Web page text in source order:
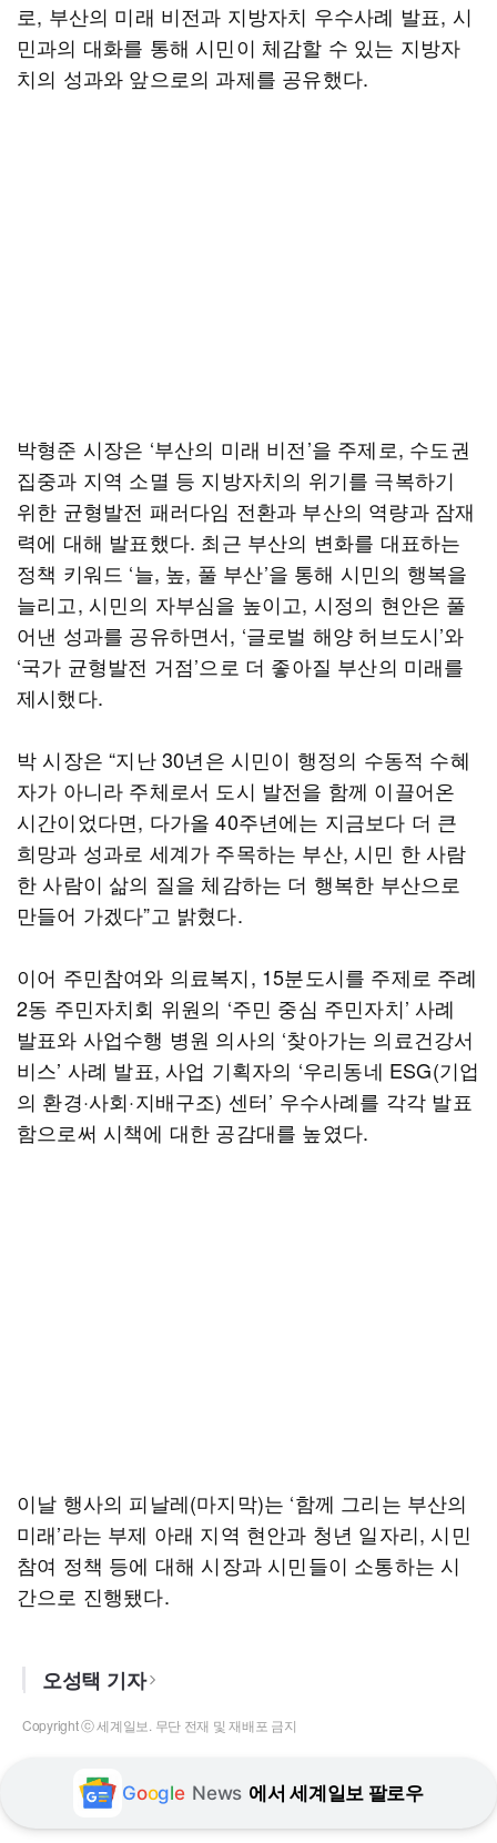
로, 부산의 미래 비전과 지방자치 우수사례 발표, 시
민과의 대화를 통해 시민이 체감할 수 있는 지방자
치의 성과와 앞으로의 과제를 공유했다.
박형준 시장은 ‘부산의 미래 비전’을 주제로, 수도권
집중과 지역 소멸 등 지방자치의 위기를 극복하기
위한 균형발전 패러다임 전환과 부산의 역량과 잠재
력에 대해 발표했다. 최근 부산의 변화를 대표하는
정책 키워드 ‘늘, 높, 풀 부산’을 통해 시민의 행복을
늘리고, 시민의 자부심을 높이고, 시정의 현안은 풀
어낸 성과를 공유하면서, ‘글로벌 해양 허브도시’와
‘국가 균형발전 거점’으로 더 좋아질 부산의 미래를
제시했다.
박 시장은 “지난 30년은 시민이 행정의 수동적 수혜
자가 아니라 주체로서 도시 발전을 함께 이끌어온
시간이었다면, 다가올 40주년에는 지금보다 더 큰
희망과 성과로 세계가 주목하는 부산, 시민 한 사람
한 사람이 삶의 질을 체감하는 더 행복한 부산으로
만들어 가겠다”고 밝혔다.
이어 주민참여와 의료복지, 15분도시를 주제로 주례
2동 주민자치회 위원의 ‘주민 중심 주민자치’ 사례
발표와 사업수행 병원 의사의 ‘찾아가는 의료건강서
비스’ 사례 발표, 사업 기획자의 ‘우리동네 ESG(기업
의 환경·사회·지배구조) 센터’ 우수사례를 각각 발표
함으로써 시책에 대한 공감대를 높였다.
이날 행사의 피날레(마지막)는 ‘함께 그리는 부산의
미래’라는 부제 아래 지역 현안과 청년 일자리, 시민
참여 정책 등에 대해 시장과 시민들이 소통하는 시
간으로 진행됐다.
오성택 기자
Copyright ⓒ 세계일보. 무단 전재 및 재배포 금지
Google News 에서 세계일보 팔로우